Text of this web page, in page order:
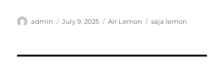
Author
admin
Posted
July 9, 2025 Categories
Air Lemon Tags
saja lemon